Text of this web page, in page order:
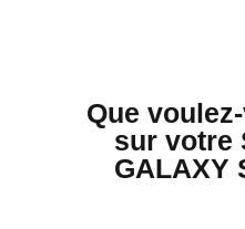
Que
sur votre
GALAXY